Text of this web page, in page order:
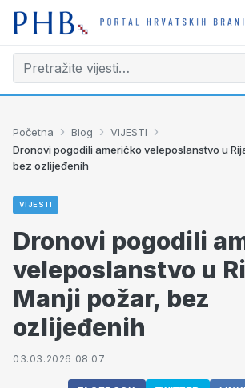
Početna › Blog › VIJESTI ›
Dronovi pogodili američko veleposlanstvo u
bez ozlijeđenih
VIJESTI
Dronovi pogodili
veleposlanstvo u
Manji požar, bez
ozlijeđenih
03.03.2026 08:07